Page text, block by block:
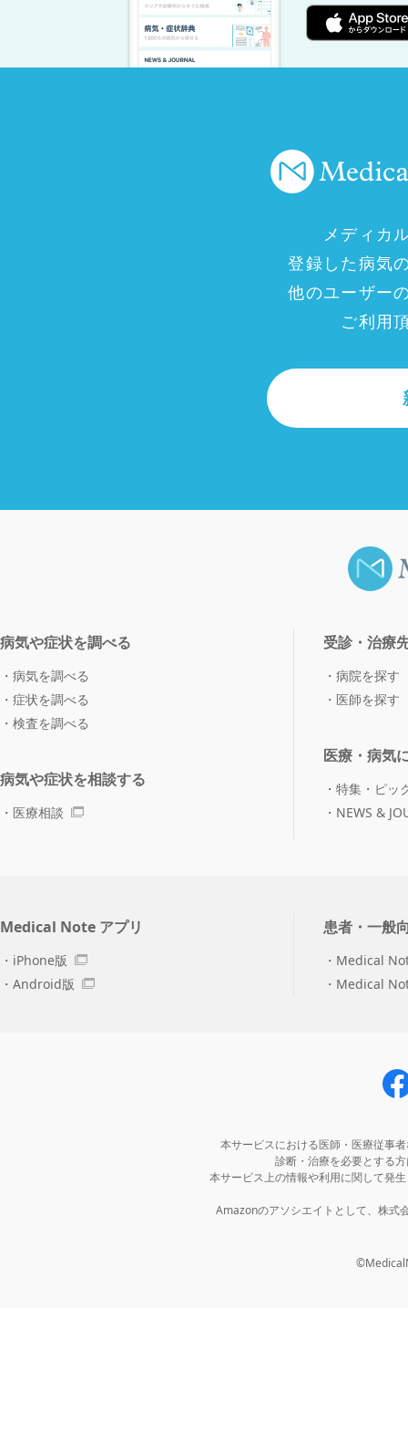
メディカ
登録した病気
他のユーザー
ご利用
病気や症状を調べる
病気を調べる
症状を調べる
検査を調べる
病気や症状を相談する
医療相談
受診・治療
病院を探す
医師を探す
医療・病気
特集・ピッ
NEWS &
Medical Note アプリ
iPhone版
Android版
患者・一般
Medical
Medical
本サービスにおける医師・医療従事
診断・治療を必要とする
本サービス上の情報や利用に関して発
Amazonのアソシエイトとして、株式